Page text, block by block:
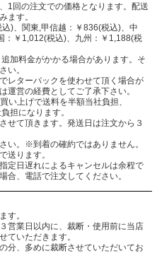
1回の注文での価格となります。配送
ます。
)、関東,甲信越：￥836(税込)、中
：￥1,012(税込)、九州：￥1,188(税
料金がかかる場合があります。そ
い。
レターパックを使わせて頂く場合が
運営の経費としてご了承下さい。
い上げで送料を半額当社負担、
担になります。
せて頂きます。発送日は注文から３
い。※到着の確約ではありません。
送ります。
定日遅れによるキャンセルは余程で
合、電話で注文してください。
す。
営業日以内に、裁断・使用前に当店
ていただきます。
分、多めに裁断させていただいてお